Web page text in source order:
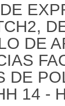
DE
DE
14 -